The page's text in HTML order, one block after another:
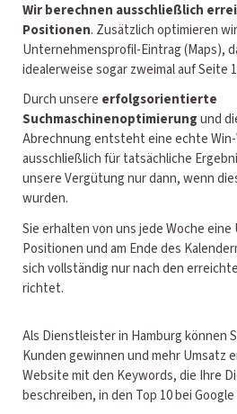
Wir berechnen ausschließlich
Positionen. Zusätzlich optimieren
Unternehmensprofil-Eintrag (Maps),
idealerweise sogar zweimal auf Seite
Durch unsere erfolgsorientierte
Suchmaschinenoptimierungund
Abrechnung entsteht eine echte
ausschließlich für tatsächliche
unsere Vergütung nur dann, wenn
wurden.
Sie erhalten von uns jede Woche
Positionen und am Ende des
sich vollständig nur nach den
richtet.
Als Dienstleister in Hamburg können
Kunden gewinnen und mehr Umsatz
Website mit den Keywords, die Ihre
beschreiben, in den Top 10 bei